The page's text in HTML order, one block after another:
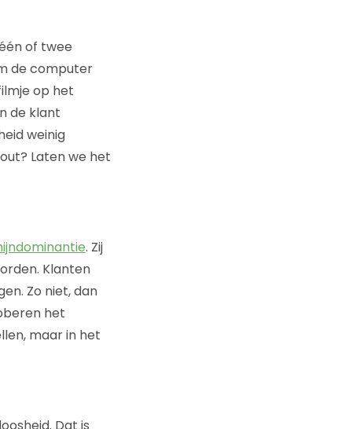
of twee
de computer
op het
de klant
weinig
Laten we het
. Zij
Klanten
Zo niet, dan
het
maar in het